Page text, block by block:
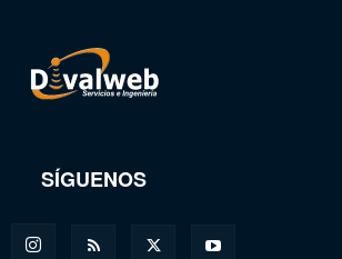
SÍGUENOS